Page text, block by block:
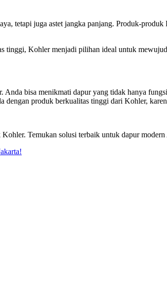
tetapi juga astet jangka panjang. Produk-
tinggi, Kohler menjadi pilihan ideal untuk
bisa menikmati dapur yang tidak hanya
produk berkualitas tinggi dari Kohler,
Temukan solusi terbaik untuk dapur